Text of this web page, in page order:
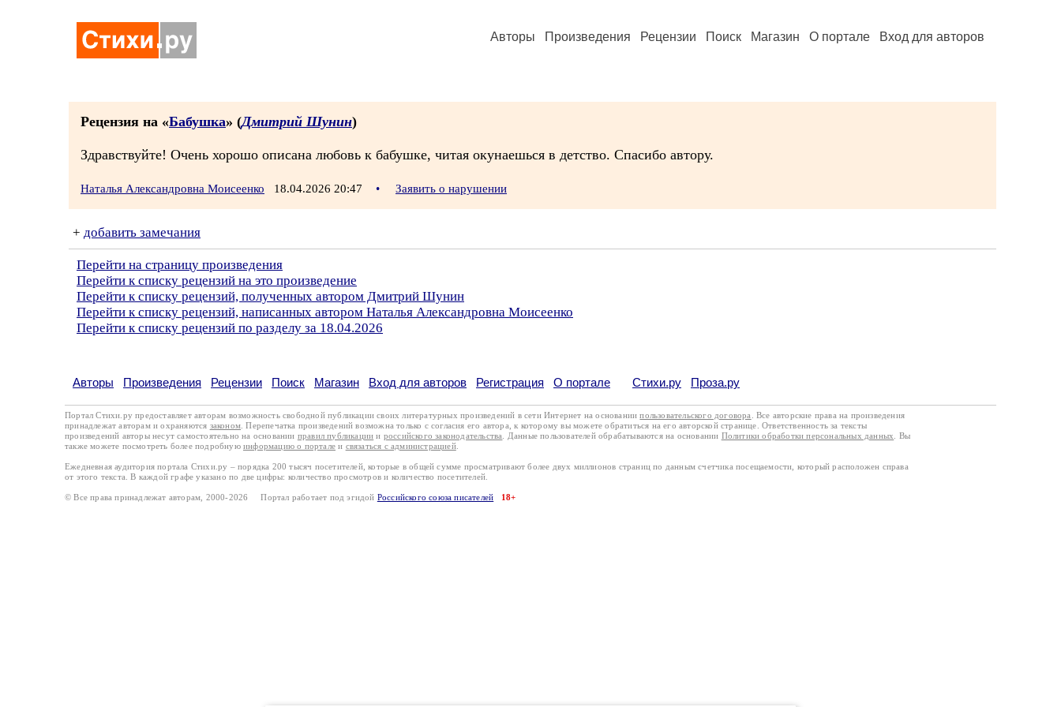
Авторы Произведения Рецензии Поиск Магазин О портале Вход для авторов
Рецензия на «Бабушка» (Дмитрий Шунин)
Здравствуйте! Очень хорошо описана любовь к бабушке, читая окунаешься в детство. Спасибо автору.
Наталья Александровна Моисеенко 18.04.2026 20:47 • Заявить о нарушении
+ добавить замечания
Перейти на страницу произведения
Перейти к списку рецензий на это произведение
Перейти к списку рецензий, полученных автором Дмитрий Шунин
Перейти к списку рецензий, написанных автором Наталья Александровна Моисеенко
Перейти к списку рецензий по разделу за 18.04.2026
Авторы Произведения Рецензии Поиск Магазин Вход для авторов Регистрация О портале Стихи.ру Проза.ру
Портал Стихи.ру предоставляет авторам возможность свободной публикации своих литературных произведений в сети Интернет на основаниипользовательского договора
. Все авторские права на произведения
принадлежат авторам и охраняются законом . Перепечатка произведений возможна только с согласия его автора, к которому вы можете обратиться на его авторской странице. Ответственность за тексты
произведений авторы несут самостоятельно на основании правил публикации и российского законодательства . Данные пользователей обрабатываются на основании Политики обработки персональных данных
. Вы
также можете посмотреть более подробную информацию о портале и связаться с администрацией.
Ежедневная аудитория портала Стихи.ру – порядка 200 тысяч посетителей, которые в общей сумме просматривают более двух миллионов страниц по данным счетчика посещаемости, который расположен справа
от этого текста. В каждой графе указано по две цифры: количество просмотров и количество посетителей.
© Все права принадлежат авторам, 2000-2026 Портал работает под эгидой Российского союза писателей 18+